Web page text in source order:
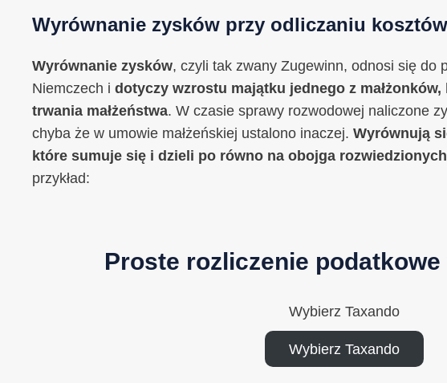
Wyrównanie zysków przy odliczaniu
Wyrównanie zysków, czyli tak zwany Zugewinn, odnosi się do
Niemczech i dotyczy wzrostu majątku jednego z
trwania małżeństwa. W czasie sprawy rozwodowej naliczone
chyba że w umowie małżeńskiej ustalono inaczej. Wyrównują
które sumuje się i dzieli po równo na obojga
przykład:
Proste rozliczenie
Wybierz Taxando
Wybierz Taxando